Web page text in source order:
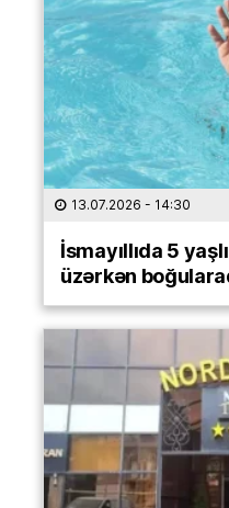
13.07.2026 - 14:30
İsmayıllıda 5
üzərkən